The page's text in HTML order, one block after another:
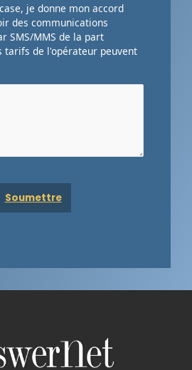
je donne mon accord
des communications
SMS/MMS de la part
tarifs de l'opérateur peuvent